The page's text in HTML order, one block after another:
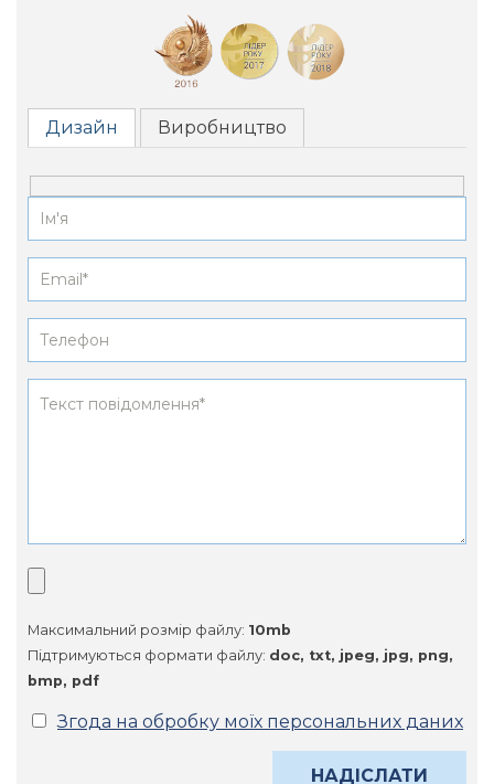
Дизайн Виробництво
Максимальний розмір файлу: 10mb
Підтримуються формати файлу: doc, txt, jpeg, jpg, png,
bmp, pdf
Згода на обробку моїх персональних даних